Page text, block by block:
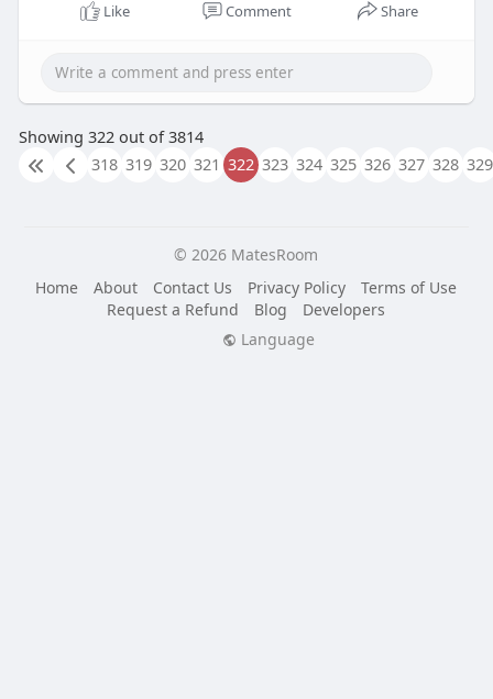
Like Comment Share
Showing 322 out of 3814
318 319 320 321 322 323 324 325 326 327 328 329
© 2026 MatesRoom
Home
About Contact Us Privacy Policy
Terms of Use
Request a Refund
Blog
Developers
Language